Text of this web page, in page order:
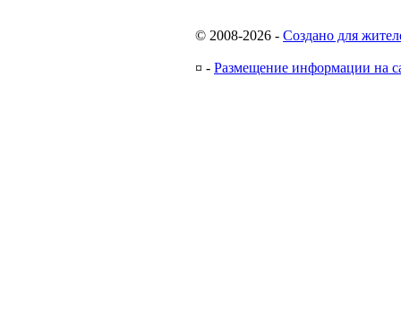
© 2008-2026 - Создано для
¤ - Размещение информации на